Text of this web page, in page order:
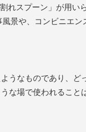
れスプーン」が用い
景や、コンビニエ
うなものであり、ど
な場で使われること